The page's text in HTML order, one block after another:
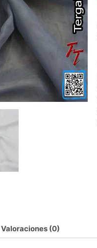
Valoraciones (0)